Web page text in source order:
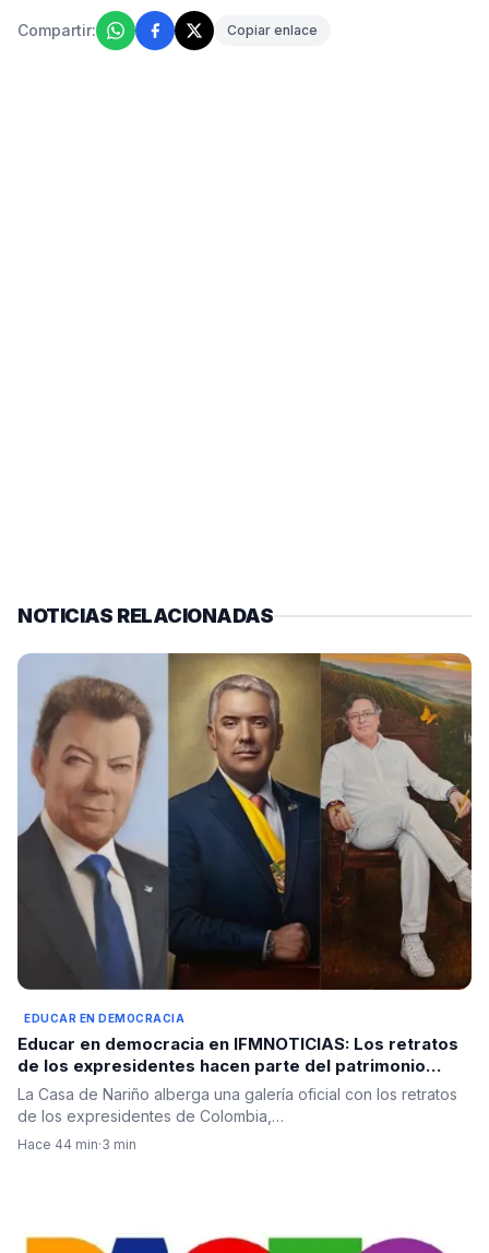
Compartir: Copiar enlace
NOTICIAS RELACIONADAS
EDUCAR EN DEMOCRACIA
Educar en democracia en IFMNOTICIAS: Los retratos
de los expresidentes hacen parte del patrimonio
histórico del Palacio de Nariño
La Casa de Nariño alberga una galería oficial con los retratos
de los expresidentes de Colombia,…
Hace 44 min·3 min